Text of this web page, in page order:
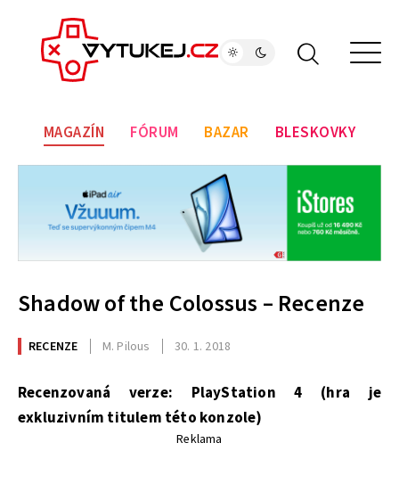
MAGAZÍN FÓRUM BAZAR BLESKOVKY
Shadow of the Colossus – Recenze
RECENZE M. Pilous 30. 1. 2018
Recenzovaná verze: PlayStation 4 (hra je
exkluzivním titulem této konzole)
Reklama